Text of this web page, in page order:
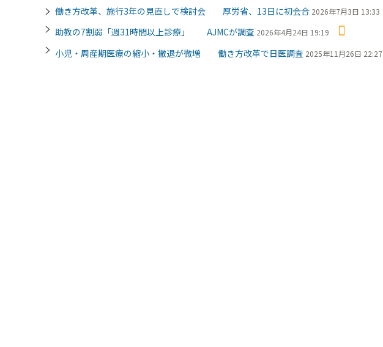
働き方改革、施行3年の見直しで検討会 厚労省、13日に初会合 2026年7月3日 13:33
助教の7割弱「週31時間以上診療」 AJMCが調査 2026年4月24日 19:19
小児・周産期医療の縮小・撤退が微増 働き方改革で日医調査 2025年11月26日 22:27